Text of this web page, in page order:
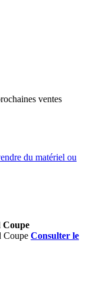
ventes
Consulter le